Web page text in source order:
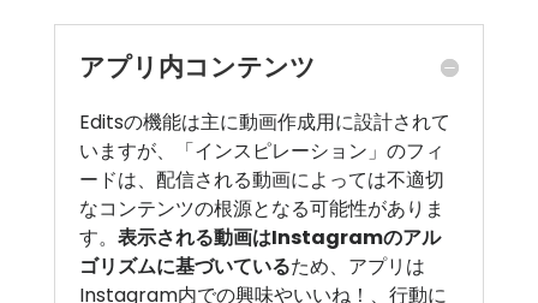
アプリ内コンテンツ
Editsの機能は主に動画作成用に設計されて
いますが、「インスピレーション」のフィ
ードは、配信される動画によっては不適切
なコンテンツの根源となる可能性がありま
す。 表示される動画はInstagramのアル
ゴリズムに基づいているため、アプリは
Instagram内での興味やいいね！、行動に